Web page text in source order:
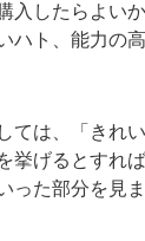
入したらよい
ハト、能力の
ては、「きれ
挙げるとすれ
った部分を見ま